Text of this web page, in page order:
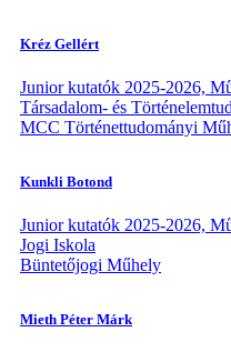
Kréz Gellért
Junior kutatók 2025-2026,
Társadalom- és
MCC Történettudományi
Kunkli Botond
Junior kutatók 2025-2026,
Jogi Iskola
Büntetőjogi Műhely
Mieth Péter Márk